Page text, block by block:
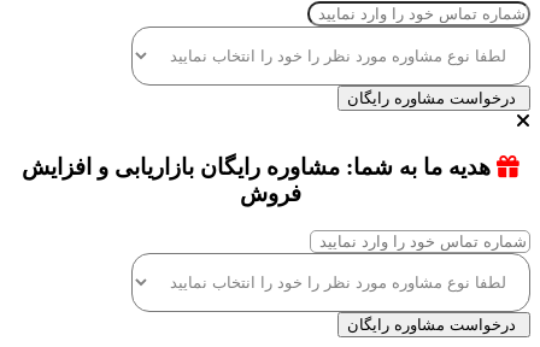
درخواست مشاوره رایگان
هدیه ما به شما: مشاوره رایگان بازاریابی و افزایش
فروش
درخواست مشاوره رایگان